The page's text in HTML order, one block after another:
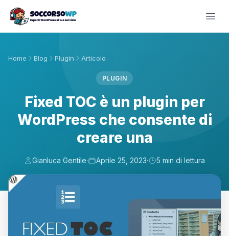
Home Blog Plugin Articolo
PLUGIN
Fixed TOC è un plugin per
WordPress che consente di
creare una
Gianluca Gentile· Aprile 25, 2023· 5 min di lettura